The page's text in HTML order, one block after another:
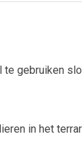
gebruiken
in het